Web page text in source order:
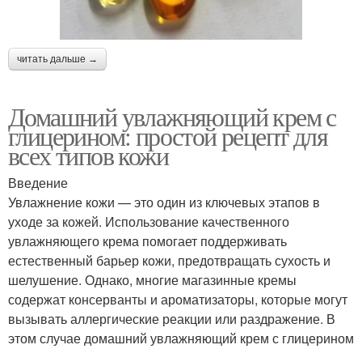
читать дальше →
Домашний увлажняющий крем с
глицерином: простой рецепт для
всех типов кожи
Введение
Увлажнение кожи — это один из ключевых этапов в
уходе за кожей. Использование качественного
увлажняющего крема помогает поддерживать
естественный барьер кожи, предотвращать сухость и
шелушение. Однако, многие магазинные кремы
содержат консерванты и ароматизаторы, которые могут
вызывать аллергические реакции или раздражение. В
этом случае домашний увлажняющий крем с глицерином